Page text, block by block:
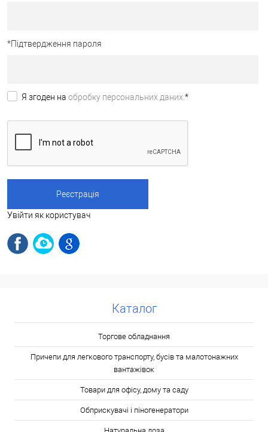
*Підтвердження пароля
Я згоден на обробку персональних даних. *
Увійти як користувач
Каталог
Торгове обладнання
Причепи для легкового транспорту, бусів та малотонажних
вантажівок
Товари для офісу, дому та саду
Обприскувачі і піногенератори